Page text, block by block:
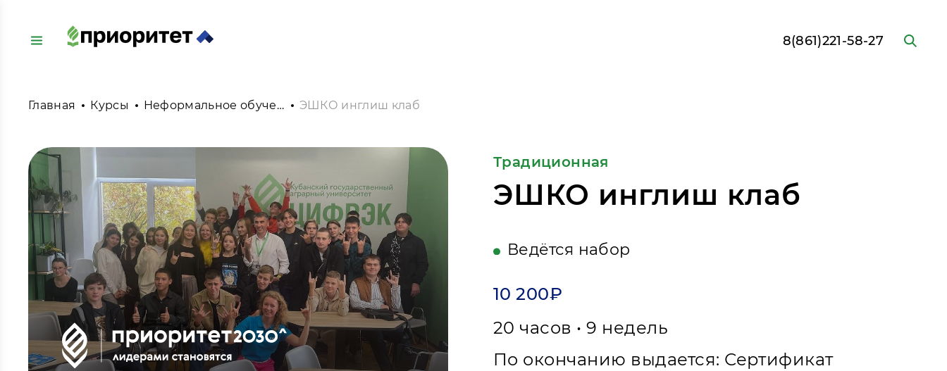
8(861)221-58-27
Главная Курсы Неформальное обучение ЭШКО инглиш клаб
Традиционная
ЭШКО инглиш клаб
Ведётся набор
10 200₽
20 часов • 9 недель
По окончанию выдается: Сертификат